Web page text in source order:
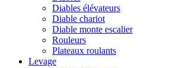
Diables élévateurs
Diable chariot
Diable monte escalier
Rouleurs
Plateaux roulants
Levage